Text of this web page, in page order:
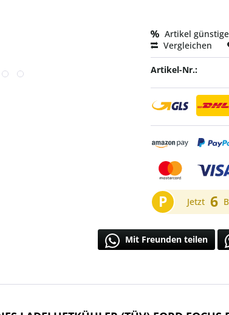
Artikel
Vergleichen
Artikel-Nr.:
P Jetzt 6
Mit Freunden teilen